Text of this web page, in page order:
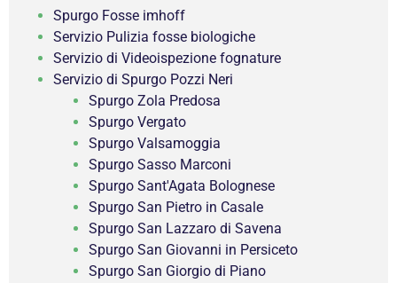
Spurgo Fosse imhoff
Servizio Pulizia fosse biologiche
Servizio di Videoispezione fognature
Servizio di Spurgo Pozzi Neri
Spurgo Zola Predosa
Spurgo Vergato
Spurgo Valsamoggia
Spurgo Sasso Marconi
Spurgo Sant'Agata Bolognese
Spurgo San Pietro in Casale
Spurgo San Lazzaro di Savena
Spurgo San Giovanni in Persiceto
Spurgo San Giorgio di Piano